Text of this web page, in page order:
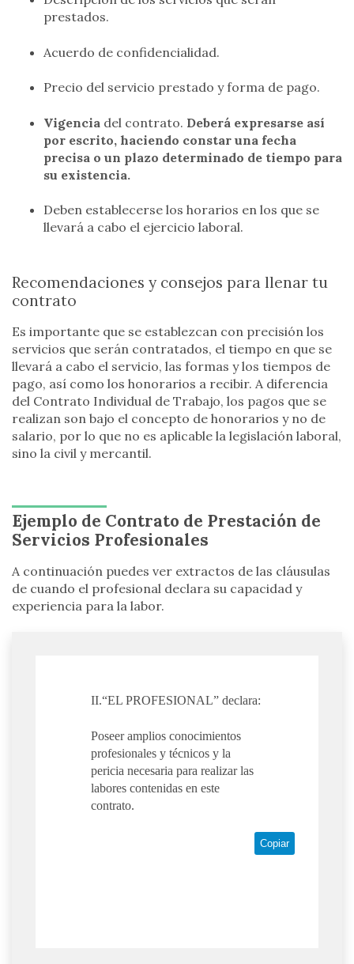
prestados.
Acuerdo de confidencialidad.
Precio del servicio prestado y forma de pago.
Vigencia del contrato. Deberá expresarse así
por escrito, haciendo constar una fecha
precisa o un plazo determinado de tiempo para
su existencia.
Deben establecerse los horarios en los que se
llevará a cabo el ejercicio laboral.
Recomendaciones y consejos para llenar tu
contrato
Es importante que se establezcan con precisión los
servicios que serán contratados, el tiempo en que se
llevará a cabo el servicio, las formas y los tiempos de
pago, así como los honorarios a recibir. A diferencia
del Contrato Individual de Trabajo, los pagos que se
realizan son bajo el concepto de honorarios y no de
salario, por lo que no es aplicable la legislación laboral,
sino la civil y mercantil.
Ejemplo de Contrato de Prestación de
Servicios Profesionales
A continuación puedes ver extractos de las cláusulas
de cuando el profesional declara su capacidad y
experiencia para la labor.
II.“EL PROFESIONAL” declara:
Poseer amplios conocimientos
profesionales y técnicos y la
pericia necesaria para realizar las
labores contenidas en este
contrato.
Copiar